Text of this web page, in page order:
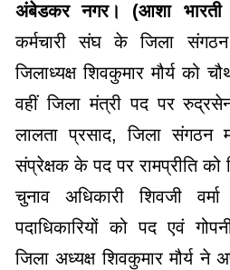
अंबेडकर नगर। (आशा
कर्मचारी संघ के जिला संगठन
जिलाध्यक्ष शिवकुमार मौर्य को
वहीं जिला मंत्री पद पर
लालता प्रसाद, जिला संगठन
संप्रेक्षक के पद पर रामप्रीति को
चुनाव अधिकारी शिवजी
पदाधिकारियों को पद एवं
जिला अध्यक्ष शिवकुमार मौर्य